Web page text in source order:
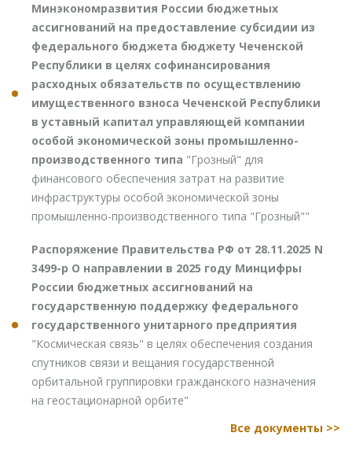
Минэкономразвития России бюджетных
ассигнований на предоставление субсидии из
федерального бюджета бюджету Чеченской
Республики в целях софинансирования
расходных обязательств по осуществлению
имущественного взноса Чеченской Республики
в уставный капитал управляющей компании
особой экономической зоны промышленно-
производственного типа "Грозный" для
финансового обеспечения затрат на развитие
инфраструктуры особой экономической зоны
промышленно-производственного типа "Грозный""
Распоряжение Правительства РФ от 28.11.2025 N
3499-р О направлении в 2025 году Минцифры
России бюджетных ассигнований на
государственную поддержку федерального
государственного унитарного предприятия
"Космическая связь" в целях обеспечения создания
спутников связи и вещания государственной
орбитальной группировки гражданского назначения
на геостационарной орбите"
Все документы >>